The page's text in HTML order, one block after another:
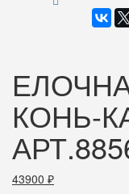
КОНЬ-
43900 ₽